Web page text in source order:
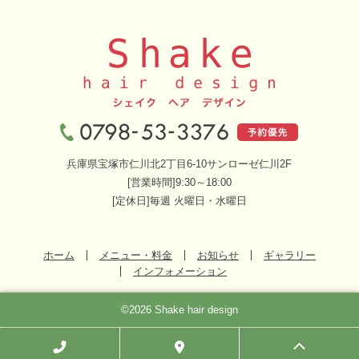
兵庫県宝塚市仁川北2丁目6-10サンローゼ仁川2F
[営業時間]9:30～18:00
[定休日]毎週 火曜日・水曜日
ホーム メニュー・料金 お知らせ
ギャラリー
インフォメーション
©2026 Shake hair design